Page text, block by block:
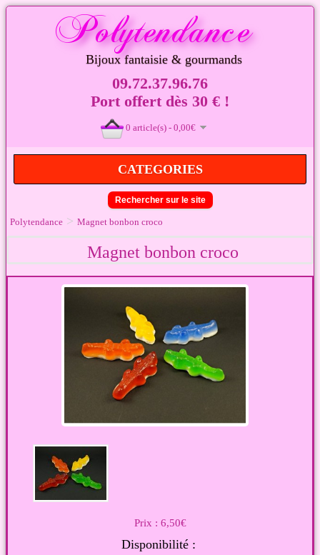
Bijoux fantaisie & gourmands
09.72.37.96.76
Port offert dès 30 € !
0 article(s) - 0,00€
CATEGORIES
Rechercher sur le site
Polytendance > Magnet bonbon croco
Magnet bonbon croco
Prix : 6,50€
Disponibilité :